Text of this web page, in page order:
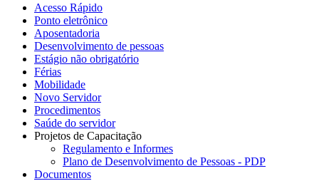
Acesso Rápido
Ponto eletrônico
Aposentadoria
Desenvolvimento de pessoas
Estágio não obrigatório
Férias
Mobilidade
Novo Servidor
Procedimentos
Saúde do servidor
Projetos de Capacitação
Regulamento e Informes
Plano de Desenvolvimento de Pessoas - PDP
Documentos